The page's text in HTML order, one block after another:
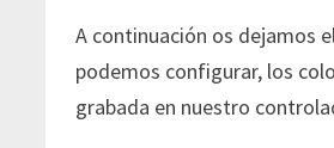
A continuación os dejamos
podemos configurar, los
grabada en nuestro